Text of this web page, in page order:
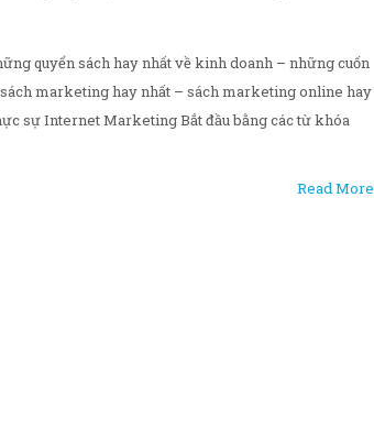
quyển sách hay nhất về kinh doanh – những cuốn
marketing hay nhất – sách marketing online hay
sự Internet Marketing Bắt đầu bằng các từ khóa
Read More